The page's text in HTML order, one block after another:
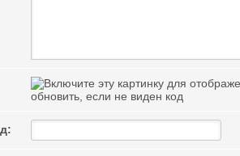
обновить, если не виден код